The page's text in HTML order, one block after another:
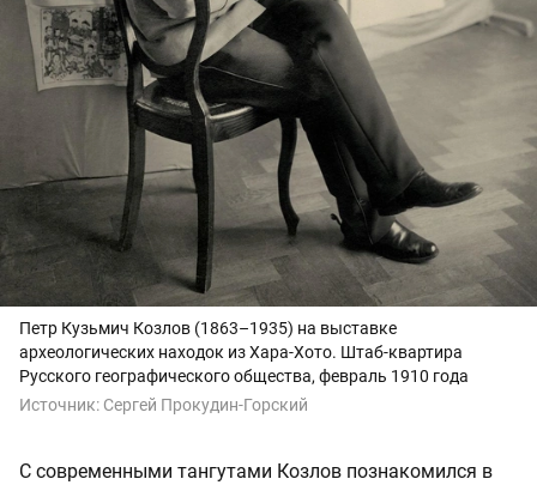
Петр Кузьмич Козлов (1863–1935) на выставке
археологических находок из Хара-Хото. Штаб-квартира
Русского географического общества, февраль 1910 года
Источник: Сергей Прокудин-Горский
С современными тангутами Козлов познакомился в